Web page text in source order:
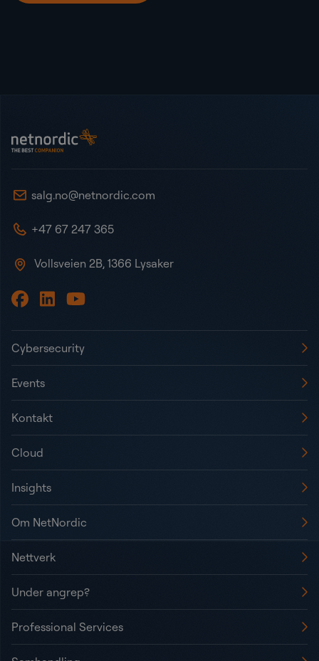
NetNordic Norway
salg.no@netnordic.com
+47 67 247 365
Vollsveien 2B, 1366 Lysaker
Cybersecurity
Events
Kontakt
Cloud
Insights
Om NetNordic
Nettverk
Under angrep?
Professional Services